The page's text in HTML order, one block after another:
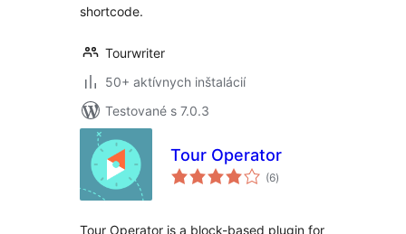
shortcode.
Tourwriter
50+ aktívnych inštalácií
Testované s 7.0.3
Tour Operator
(6celkové
hodnotenie
)
Tour Operator is a block-based plugin for